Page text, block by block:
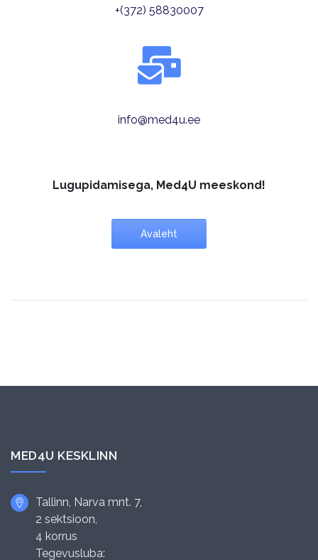
+(372) 58830007
info@med4u.ee
Lugupidamisega, Med4U meeskond!
Avaleht
MED4U KESKLINN
Tallinn, Narva mnt. 7,
2 sektsioon,
4 korrus
Tegevusluba: